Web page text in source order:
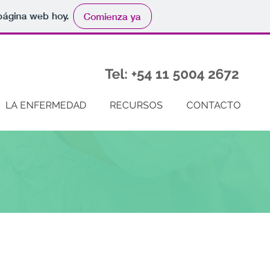
web hoy. Comienza ya
Tel: +54 11 5004 2672
LA ENFERMEDAD RECURSOS CONTACTO